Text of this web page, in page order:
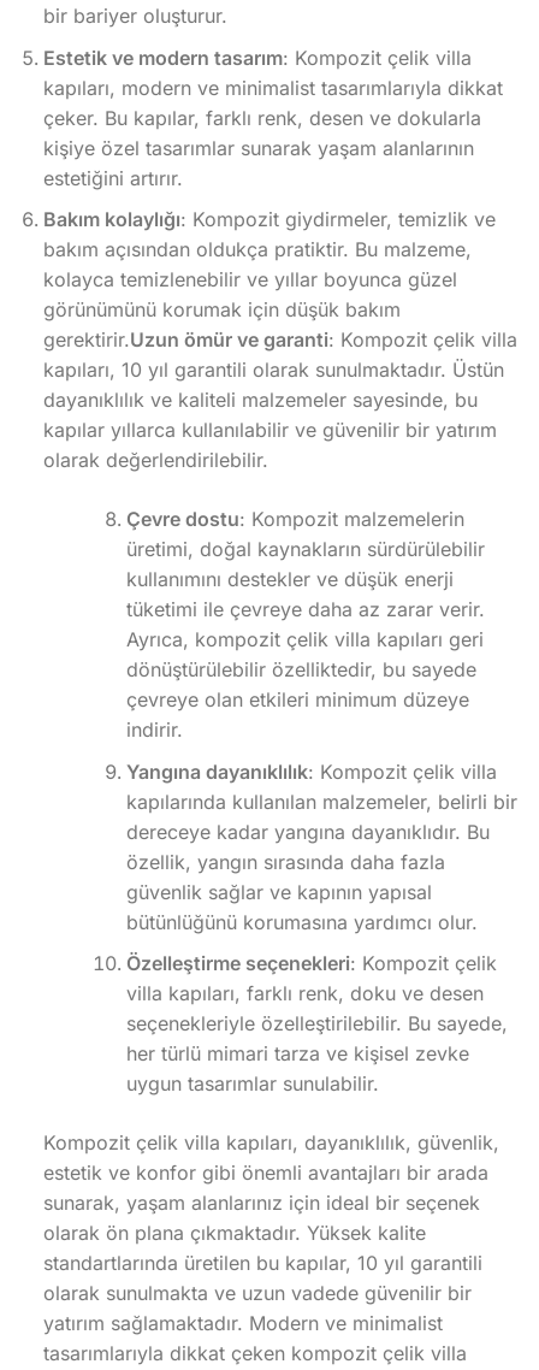
bir bariyer oluşturur.
Estetik ve modern tasarım: Kompozit çelik villa
kapıları, modern ve minimalist tasarımlarıyla dikkat
çeker. Bu kapılar, farklı renk, desen ve dokularla
kişiye özel tasarımlar sunarak yaşam alanlarının
estetiğini artırır.
Bakım kolaylığı: Kompozit giydirmeler, temizlik ve
bakım açısından oldukça pratiktir. Bu malzeme,
kolayca temizlenebilir ve yıllar boyunca güzel
görünümünü korumak için düşük bakım
gerektirir.Uzun ömür ve garanti: Kompozit çelik villa
kapıları, 10 yıl garantili olarak sunulmaktadır. Üstün
dayanıklılık ve kaliteli malzemeler sayesinde, bu
kapılar yıllarca kullanılabilir ve güvenilir bir yatırım
olarak değerlendirilebilir.
Çevre dostu: Kompozit malzemelerin
üretimi, doğal kaynakların sürdürülebilir
kullanımını destekler ve düşük enerji
tüketimi ile çevreye daha az zarar verir.
Ayrıca, kompozit çelik villa kapıları geri
dönüştürülebilir özelliktedir, bu sayede
çevreye olan etkileri minimum düzeye
indirir.
Yangına dayanıklılık: Kompozit çelik villa
kapılarında kullanılan malzemeler, belirli bir
dereceye kadar yangına dayanıklıdır. Bu
özellik, yangın sırasında daha fazla
güvenlik sağlar ve kapının yapısal
bütünlüğünü korumasına yardımcı olur.
Özelleştirme seçenekleri: Kompozit çelik
villa kapıları, farklı renk, doku ve desen
seçenekleriyle özelleştirilebilir. Bu sayede,
her türlü mimari tarza ve kişisel zevke
uygun tasarımlar sunulabilir.
Kompozit çelik villa kapıları, dayanıklılık, güvenlik,
estetik ve konfor gibi önemli avantajları bir arada
sunarak, yaşam alanlarınız için ideal bir seçenek
olarak ön plana çıkmaktadır. Yüksek kalite
standartlarında üretilen bu kapılar, 10 yıl garantili
olarak sunulmakta ve uzun vadede güvenilir bir
yatırım sağlamaktadır. Modern ve minimalist
tasarımlarıyla dikkat çeken kompozit çelik villa